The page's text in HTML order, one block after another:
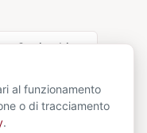
del 07.03.2001
al funzionamento
o di tracciamento
.